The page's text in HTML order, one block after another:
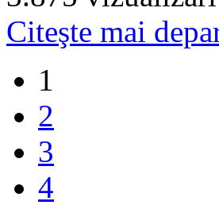
Citeşte mai
1
2
3
4